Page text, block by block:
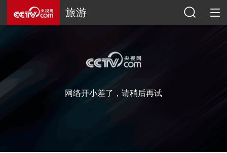
旅游
网络开小差了，请稍后再试